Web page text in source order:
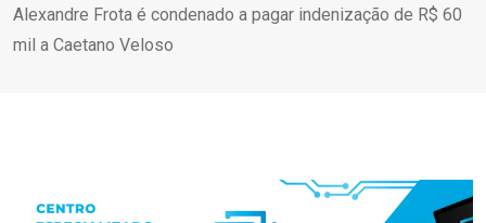
Alexandre Frota é condenado a pagar indenização de R$ 60
mil a Caetano Veloso